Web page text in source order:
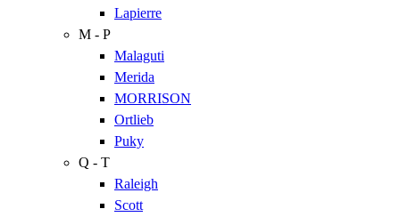
Lapierre
M - P
Malaguti
Merida
MORRISON
Ortlieb
Puky
Q - T
Raleigh
Scott